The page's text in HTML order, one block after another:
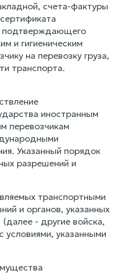
счета-фактуры
подтверждающего
и гигиеническим
на перевозку груза,
транспорта.
иностранным
перевозчикам
Указанный порядок
разрешений и
транспортными
и органов, указанных
- другие войска,
условиями, указанными